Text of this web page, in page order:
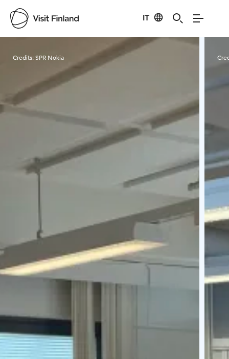
IT
Visit Finland
Credits:SPR Nokia